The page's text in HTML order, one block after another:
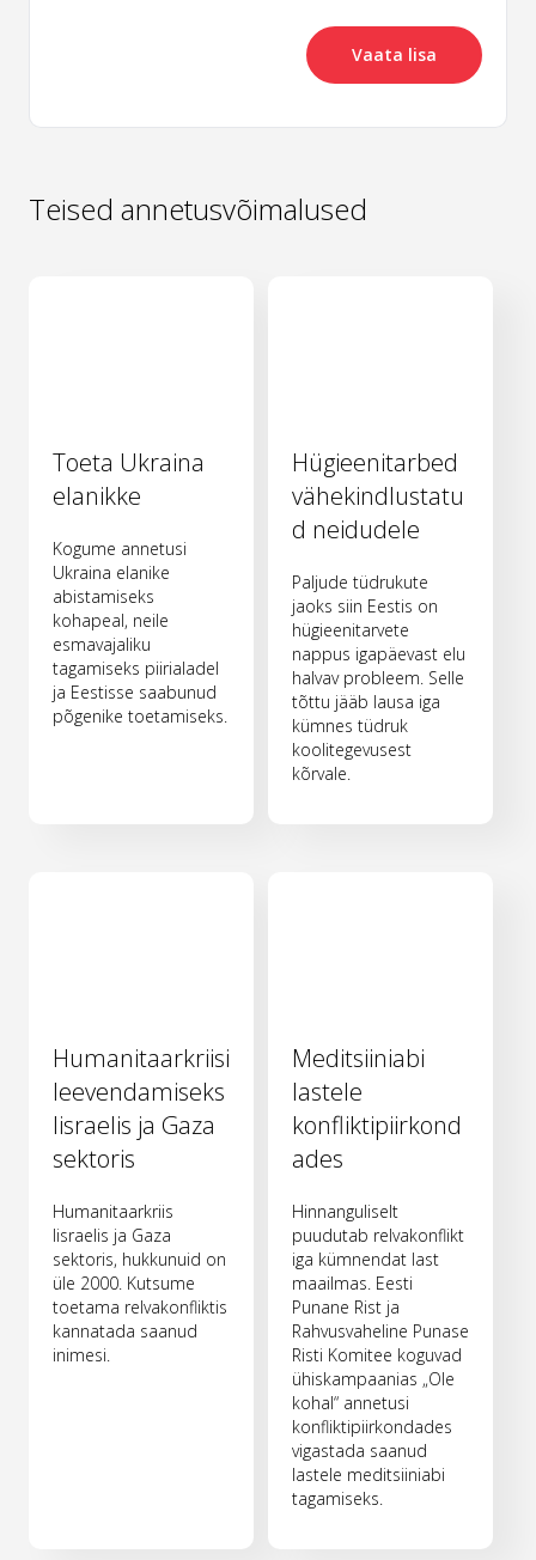
Vaata lisa
Teised annetusvõimalused
Toeta Ukraina
elanikke
Kogume annetusi
Ukraina elanike
abistamiseks
kohapeal, neile
esmavajaliku
tagamiseks piirialadel
ja Eestisse saabunud
põgenike toetamiseks.
Hügieenitarbed
vähekindlustatu
d neidudele
Paljude tüdrukute
jaoks siin Eestis on
hügieenitarvete
nappus igapäevast elu
halvav probleem. Selle
tõttu jääb lausa iga
kümnes tüdruk
koolitegevusest
kõrvale.
Humanitaarkriisi
leevendamiseks
Iisraelis ja Gaza
sektoris
Humanitaarkriis
Iisraelis ja Gaza
sektoris, hukkunuid on
üle 2000. Kutsume
toetama relvakonfliktis
kannatada saanud
inimesi.
Meditsiiniabi
lastele
konfliktipiirkond
ades
Hinnanguliselt
puudutab relvakonflikt
iga kümnendat last
maailmas. Eesti
Punane Rist ja
Rahvusvaheline Punase
Risti Komitee koguvad
ühiskampaanias „Ole
kohal“ annetusi
konfliktipiirkondades
vigastada saanud
lastele meditsiiniabi
tagamiseks.